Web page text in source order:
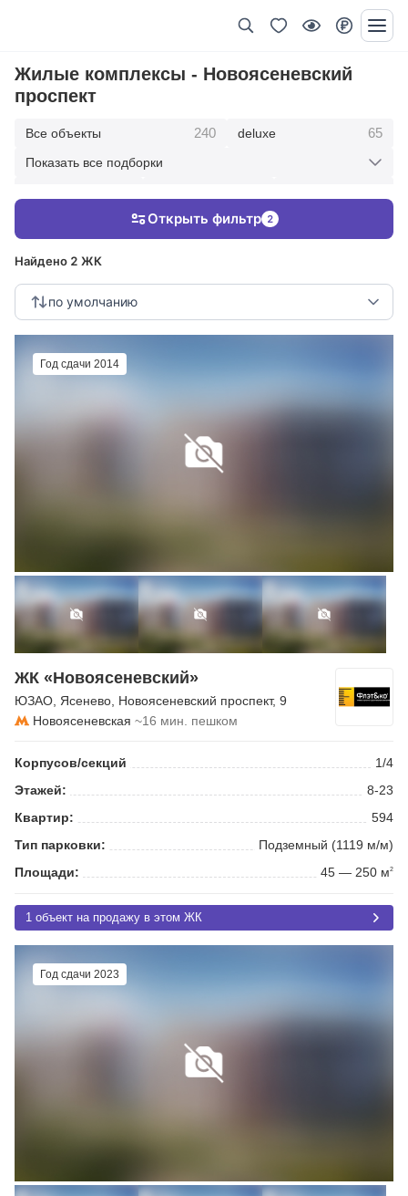
Жилые комплексы - Новоясеневский
проспект
Все объекты 240 deluxe 65
123 клубные дома
Показать все подборки
Найдено 2 ЖК
по умолчанию
Открыть фильтр 2
Год сдачи 2014
ЖК «Новоясеневский»
ЮЗАО Ясенево Новоясеневский проспект, 9
Новоясеневская ~16 мин. пешком
Корпусов/секций
1/4
Этажей:
8-23
Квартир:
594
Тип парковки:
Подземный (1119 м/м)
Площади:
45 — 250 м2
1 объект на продажу в этом ЖК
Год сдачи 2023